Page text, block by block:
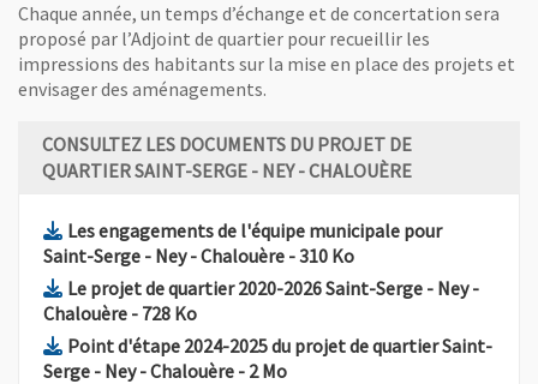
Chaque année, un temps d’échange et de concertation sera
proposé par l’Adjoint de quartier pour recueillir les
impressions des habitants sur la mise en place des projets et
envisager des aménagements.
CONSULTEZ LES DOCUMENTS DU PROJET DE
QUARTIER SAINT-SERGE - NEY - CHALOUÈRE
Les engagements de l'équipe municipale pour
Saint-Serge - Ney - Chalouère, Fichier au format Pdf
- 310 Ko, Ouvre une nouvelle
Le projet de quartier 2020-2026 Saint-Serge - Ney -
Chalouère, Fichier au format Pdf
- 728 Ko, Ouvre une nouvelle fenêtre
Point d'étape 2024-2025 du projet de quartier Saint-
Serge - Ney - Chalouère, Fichier au format Pdf
- 2 Mo, Ouvre une nouvelle fenêtre